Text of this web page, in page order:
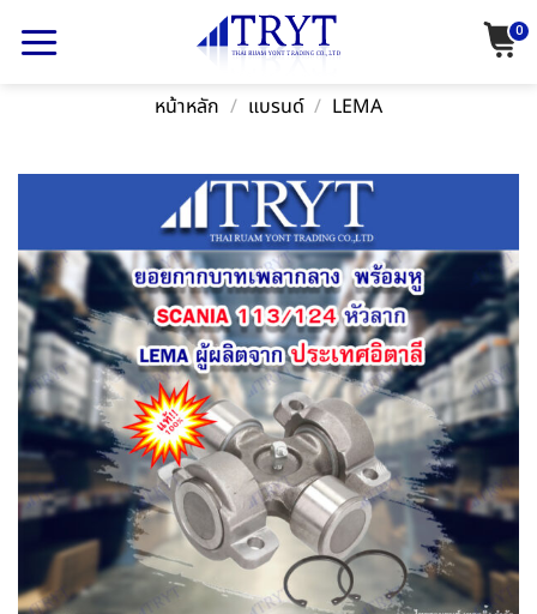
0
หน้าหลัก / แบรนด์ / LEMA